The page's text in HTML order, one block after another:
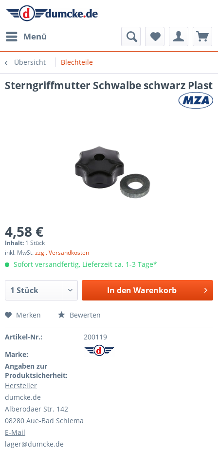
Menü
Übersicht Blechteile
Sterngriffmutter Schwalbe schwarz Plast
4,58 €
Inhalt: 1 Stück
inkl. MwSt.zzgl. Versandkosten
Sofort versandfertig, Lieferzeit ca. 1-3 Tage*
In den Warenkorb
Merken Bewerten
Artikel-Nr.:
200119
Marke:
Angaben zur
Produktsicherheit:
Hersteller
dumcke.de
Alberodaer Str. 142
08280 Aue-Bad Schlema
E-Mail
lager@dumcke.de